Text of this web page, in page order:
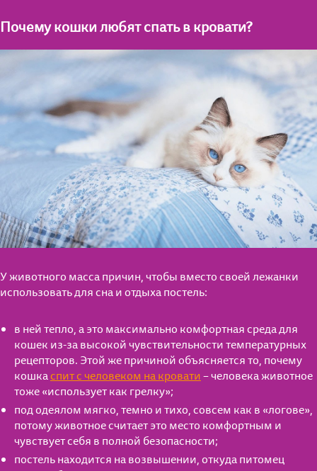
Почему кошки любят спать в кровати?
У животного масса причин, чтобы вместо своей лежанки
использовать для сна и отдыха постель:
в ней тепло, а это максимально комфортная среда для
кошек из-за высокой чувствительности температурных
рецепторов. Этой же причиной объясняется то, почему
кошкаспит с человеком на кровати– человека животное
тоже «использует как грелку»;
под одеялом мягко, темно и тихо, совсем как в «логове»,
потому животное считает это место комфортным и
чувствует себя в полной безопасности;
постель находится на возвышении, откуда питомец